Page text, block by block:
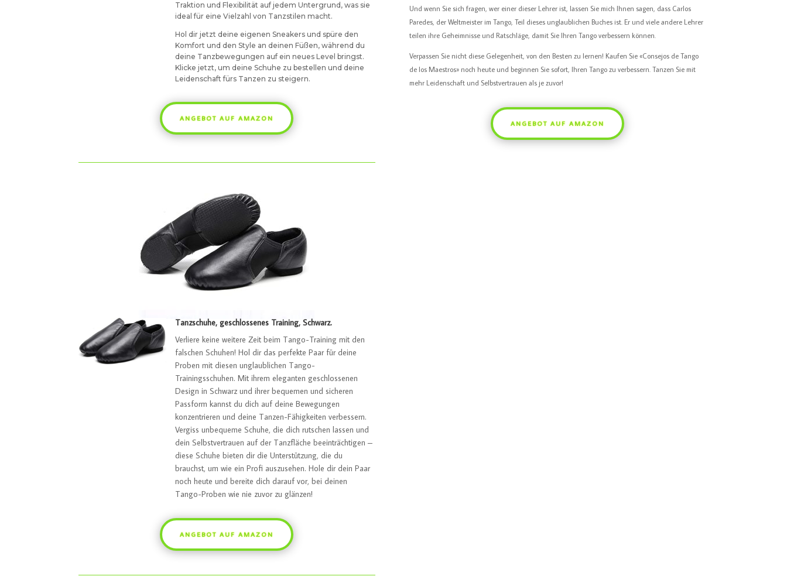
Traktion und Flexibilität auf jedem Untergrund, was sie
ideal für eine Vielzahl von Tanzstilen macht.
Hol dir jetzt deine eigenen Sneakers und spüre den
Komfort und den Style an deinen Füßen, während du
deine Tanzbewegungen auf ein neues Level bringst.
Klicke jetzt, um deine Schuhe zu bestellen und deine
Leidenschaft fürs Tanzen zu steigern.
ANGEBOT AUF AMAZON
Tanzschuhe, geschlossenes Training, Schwarz.
Verliere keine weitere Zeit beim Tango-Training mit den
falschen Schuhen! Hol dir das perfekte Paar für deine
Proben mit diesen unglaublichen Tango-
Trainingsschuhen. Mit ihrem eleganten geschlossenen
Design in Schwarz und ihrer bequemen und sicheren
Passform kannst du dich auf deine Bewegungen
konzentrieren und deine Tanzen-Fähigkeiten verbessern.
Vergiss unbequeme Schuhe, die dich rutschen lassen und
dein Selbstvertrauen auf der Tanzfläche beeinträchtigen –
diese Schuhe bieten dir die Unterstützung, die du
brauchst, um wie ein Profi auszusehen. Hole dir dein Paar
noch heute und bereite dich darauf vor, bei deinen
Tango-Proben wie nie zuvor zu glänzen!
ANGEBOT AUF AMAZON
Und wenn Sie sich fragen, wer einer dieser Lehrer ist, lassen Sie mich Ihnen sagen, dass Carlos
Paredes, der Weltmeister im Tango, Teil dieses unglaublichen Buches ist. Er und viele andere Lehrer
teilen ihre Geheimnisse und Ratschläge, damit Sie Ihren Tango verbessern können.
Verpassen Sie nicht diese Gelegenheit, von den Besten zu lernen! Kaufen Sie «Consejos de Tango
de los Maestros» noch heute und beginnen Sie sofort, Ihren Tango zu verbessern. Tanzen Sie mit
mehr Leidenschaft und Selbstvertrauen als je zuvor!
ANGEBOT AUF AMAZON